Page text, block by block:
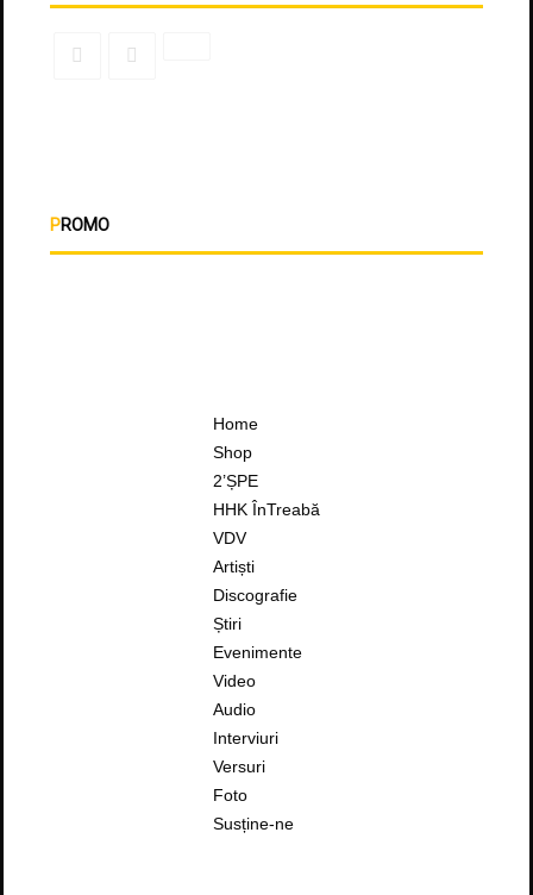
PROMO
Home
Shop
2’ȘPE
HHK ÎnTreabă
VDV
Artiști
Discografie
Știri
Evenimente
Video
Audio
Interviuri
Versuri
Foto
Susține-ne